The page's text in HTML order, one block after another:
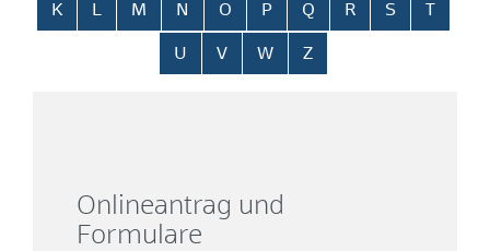
K L M N O P Q R S T
U V W Z
Onlineantrag und
Formulare